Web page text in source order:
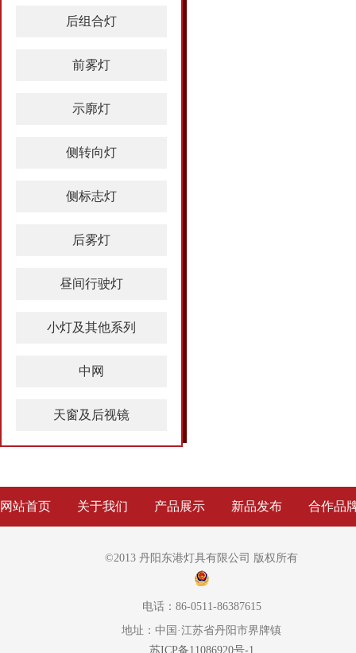
后组合灯
前雾灯
示廓灯
侧转向灯
侧标志灯
后雾灯
昼间行驶灯
小灯及其他系列
中网
天窗及后视镜
网站首页 关于我们 产品展示 新品发布 合作品
©2013 丹阳东港灯具有限公司 版权所有
电话：86-0511-86387615
地址：中国·江苏省丹阳市界牌镇
苏ICP备11086920号-1